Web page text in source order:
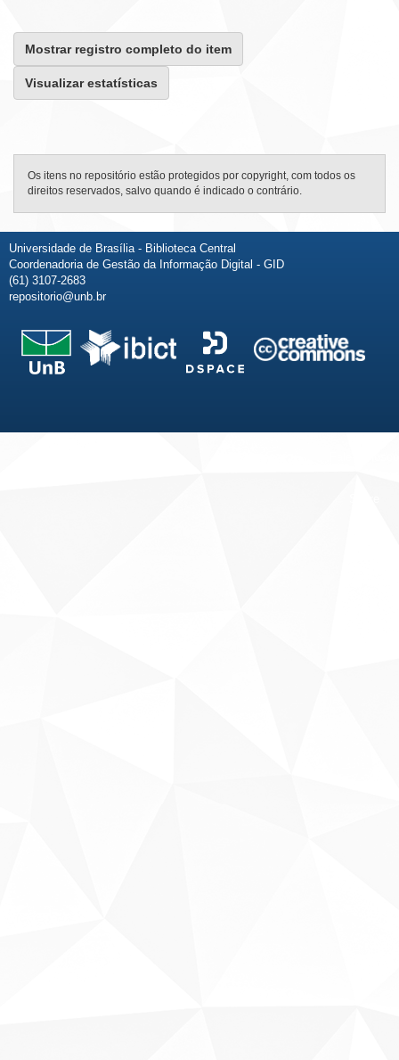
Mostrar registro completo do item
Visualizar estatísticas
Os itens no repositório estão protegidos por copyright, com todos os
direitos reservados, salvo quando é indicado o contrário.
Universidade de Brasília - Biblioteca Central
Coordenadoria de Gestão da Informação Digital - GID
(61) 3107-2683
repositorio@unb.br